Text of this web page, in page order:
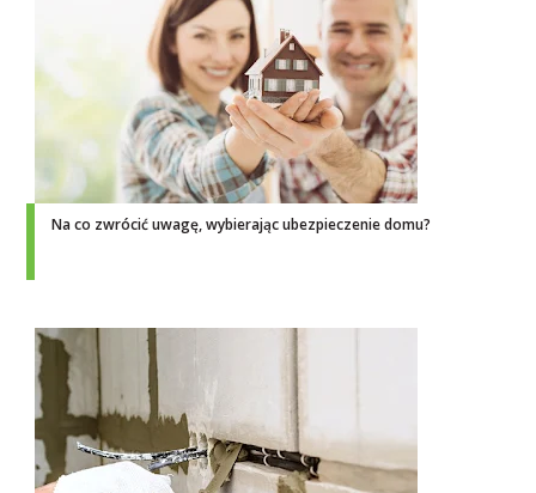
Na co zwrócić uwagę, wybierając ubezpieczenie domu?